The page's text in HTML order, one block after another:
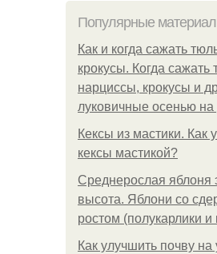
Популярные
Как и когда сажать
крокусы. Когда сажать
нарциссы, крокусы и
луковичные осенью на
Кексы из мастики. Как
кексы мастикой?
Среднерослая яблоня
высота. Яблони со
ростом (полукарлики и
Как улучшить почву на